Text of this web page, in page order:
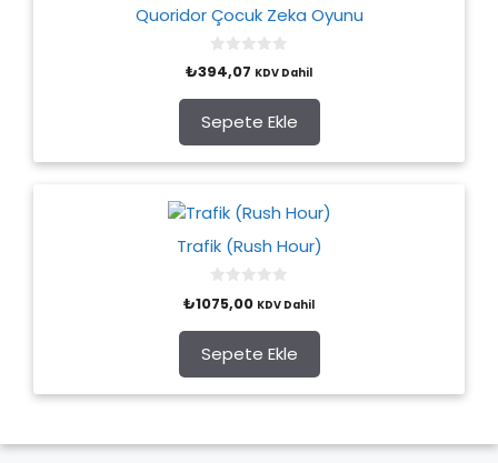
Quoridor Çocuk Zeka Oyunu
0
o
t
o
f
5
₺394,07 KDV Dahil
Sepete Ekle
Trafik (Rush Hour)
0
o
t
o
f
5
₺1075,00 KDV Dahil
Sepete Ekle